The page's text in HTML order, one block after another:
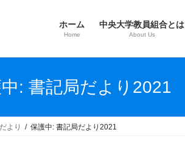
ホーム
Home
中央大学教員組合とは
About Us
: 書記局だより2021
より 保護中: 書記局だより2021